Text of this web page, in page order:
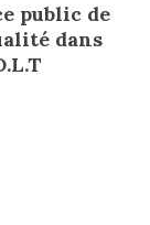
public de
dans